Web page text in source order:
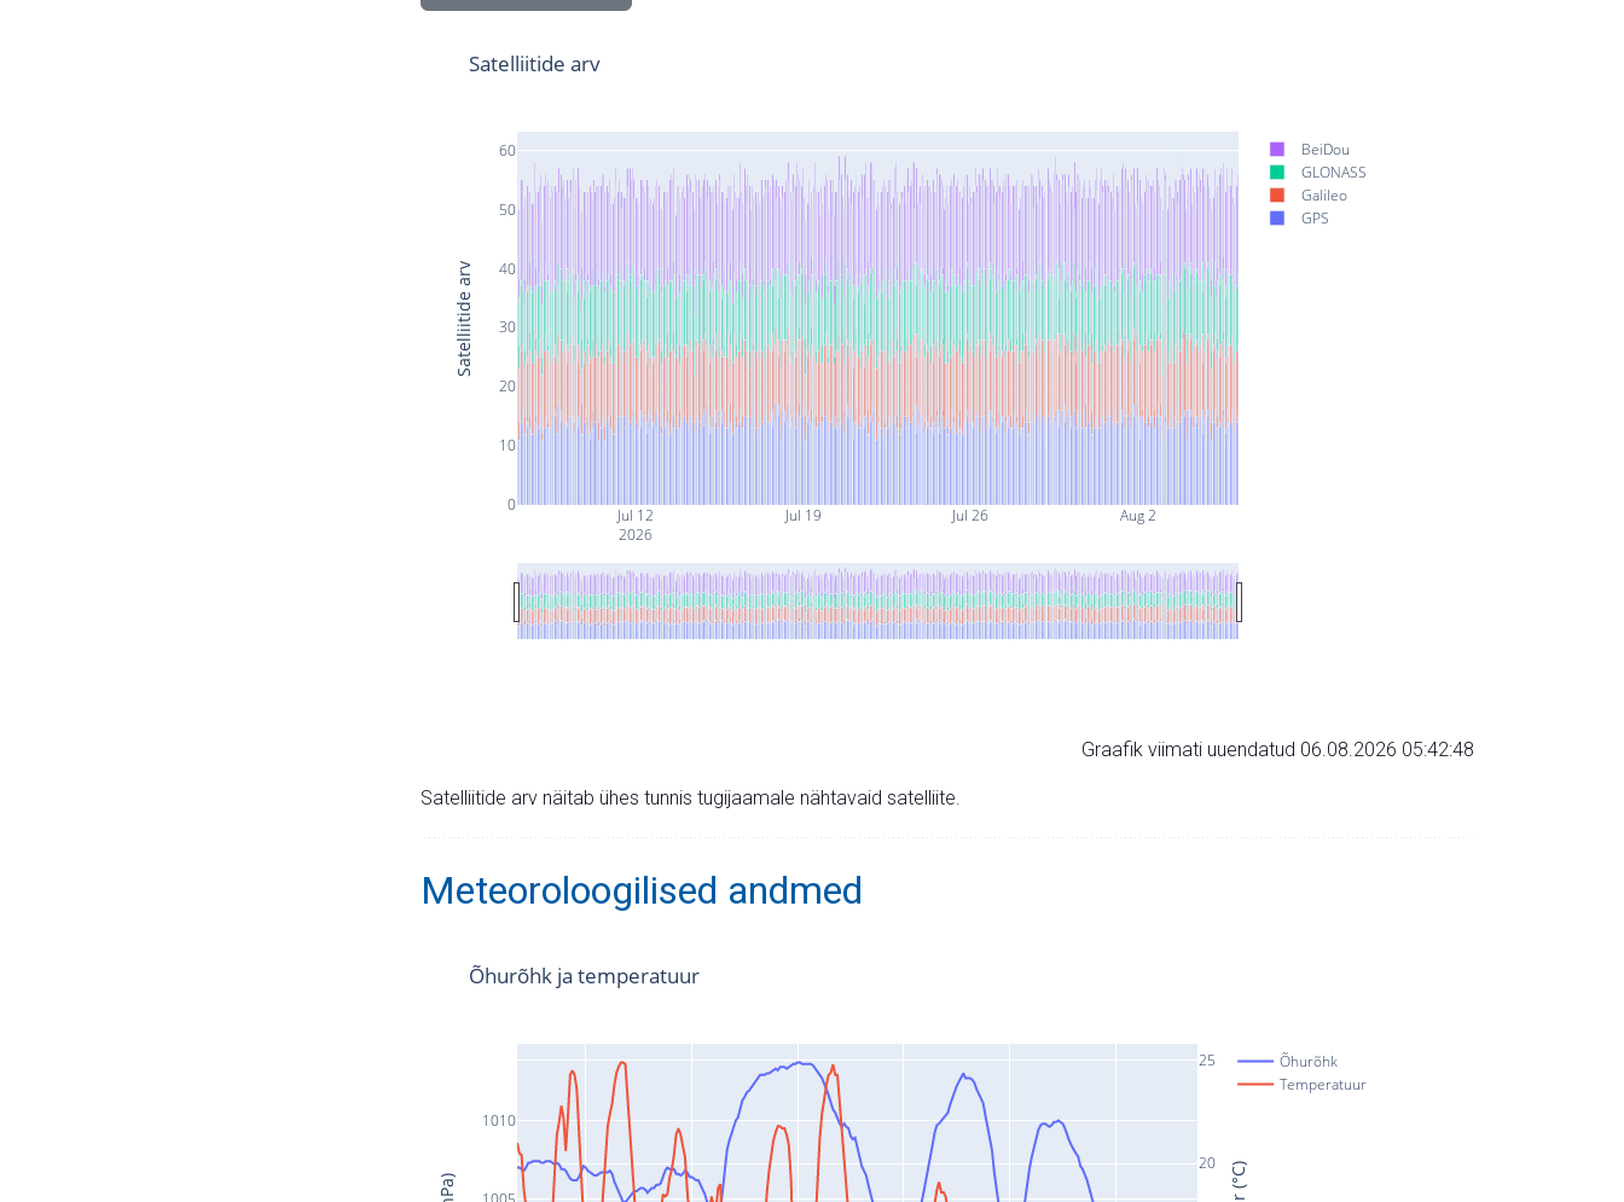
Jul 12
2026
Jul 19 Jul 26 Aug 2
0
10
20
30
40
50
60
BeiDou
GLONASS
Galileo
GPS
Satelliitide arv
Satelliitide arv
Graafik viimati uuendatud 06.08.2026 05:42:48
Satelliitide arv näitab ühes tunnis tugijaamale nähtavaid satelliite.
Meteoroloogilised andmed
1010
20
25
Õhurõhk
Temperatuur
Õhurõhk ja temperatuur